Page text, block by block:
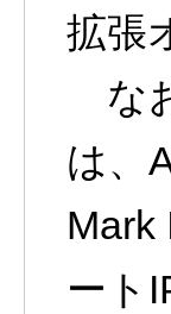
拡張
な
は、
Mark
ート